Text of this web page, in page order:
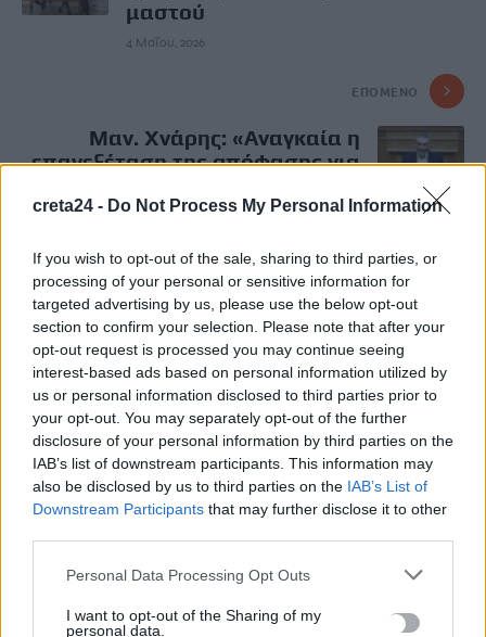
creta24 - Do Not Process My Personal Information
If you wish to opt-out of the sale, sharing to third parties, or
processing of your personal or sensitive information for
targeted advertising by us, please use the below opt-out
section to confirm your selection. Please note that after your
opt-out request is processed you may continue seeing
interest-based ads based on personal information utilized by
us or personal information disclosed to third parties prior to
your opt-out. You may separately opt-out of the further
disclosure of your personal information by third parties on the
IAB’s list of downstream participants. This information may
also be disclosed by us to third parties on the IAB’s List of
Downstream Participants that may further disclose it to other
Personal Data Processing Opt Outs
I want to opt-out of the Sharing of my
personal data.
μαστού
4 Μαΐου, 2026
ΕΠΌΜΕΝΟ
Μαν. Χνάρης: «Αναγκαία η
επανεξέταση της απόφασης για
Τοπικών Επιτροπών του ΙΚΑ»
Μην χάνεις είδηση. Βάλε τοCRETA24 στην
Google
ΠΡΟΣΘΕΣΕ ΤΟCRETA24ΣΤΗΝ GOOGLE
ΡΟΗ ΕΙΔΗΣΕΩΝ
«Θεριακλήδες» οι Έλληνες – Πάνω από 1 στους 5 καπνίζει
Σε εξέλιξη οι δηλώσεις Πόθεν Έσχες – Αναλυτικά η